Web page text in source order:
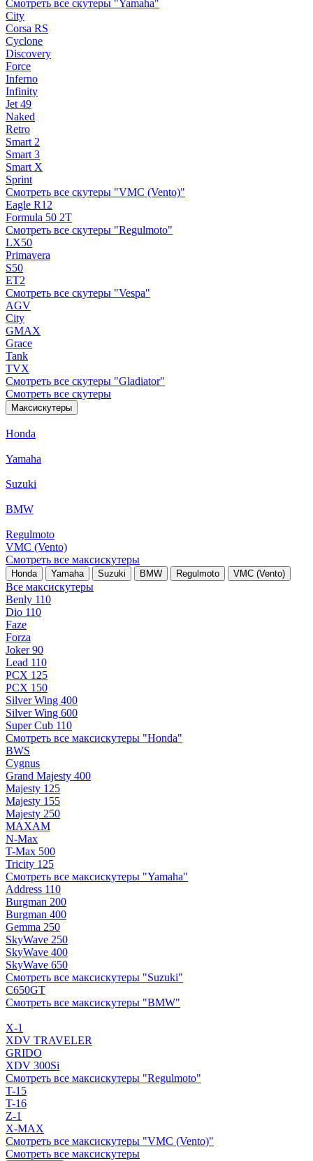
Смотреть все скутеры "Yamaha"
City
Corsa RS
Cyclone
Discovery
Force
Inferno
Infinity
Jet 49
Naked
Retro
Smart 2
Smart 3
Smart X
Sprint
Смотреть все скутеры "VMC (Vento)"
Eagle R12
Formula 50 2Т
Смотреть все скутеры "Regulmoto"
LX50
Primavera
S50
ET2
Смотреть все скутеры "Vespa"
AGV
City
GMAX
Grace
Tank
TVX
Смотреть все скутеры "Gladiator"
Смотреть все скутеры
Максискутеры
Honda
Yamaha
Suzuki
BMW
Regulmoto
VMC (Vento)
Смотреть все максискутеры
Honda Yamaha Suzuki BMW Regulmoto VMC (Vento)
Все максискутеры
Benly 110
Dio 110
Faze
Forza
Joker 90
Lead 110
PCX 125
PCX 150
Silver Wing 400
Silver Wing 600
Super Cub 110
Смотреть все максискутеры "Honda"
BWS
Cygnus
Grand Majesty 400
Majesty 125
Majesty 155
Majesty 250
MAXAM
N-Max
T-Max 500
Tricity 125
Смотреть все максискутеры "Yamaha"
Address 110
Burgman 200
Burgman 400
Gemma 250
SkyWave 250
SkyWave 400
SkyWave 650
Смотреть все максискутеры "Suzuki"
C650GT
Смотреть все максискутеры "BMW"
X-1
XDV TRAVELER
GRIDO
XDV 300Si
Смотреть все максискутеры "Regulmoto"
T-15
T-16
Z-1
X-MAX
Смотреть все максискутеры "VMC (Vento)"
Смотреть все максискутеры